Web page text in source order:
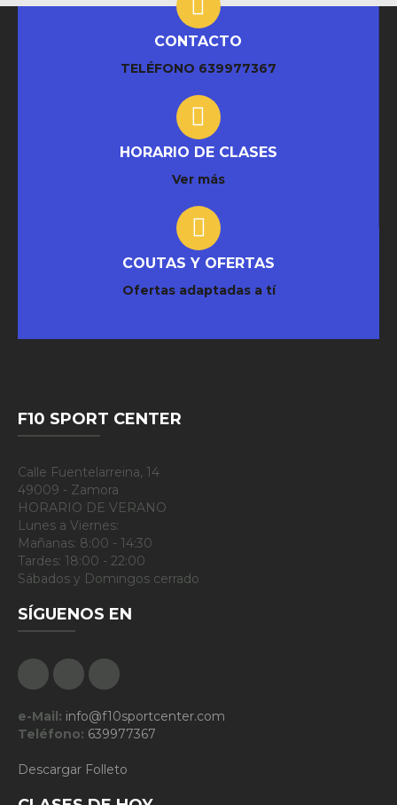
CONTACTO
TELÉFONO 639977367
HORARIO DE CLASES
Ver más
COUTAS Y OFERTAS
Ofertas adaptadas a tí
F10 SPORT CENTER
Calle Fuentelarreina, 14
49009 - Zamora
HORARIO DE VERANO
Lunes a Viernes:
Mañanas: 8:00 - 14:30
Tardes: 18:00 - 22:00
Sábados y Domingos cerrado
SÍGUENOS EN
FacebookGoogle Plus
e-Mail: info@f10sportcenter.com
Teléfono: 639977367
Descargar Folleto